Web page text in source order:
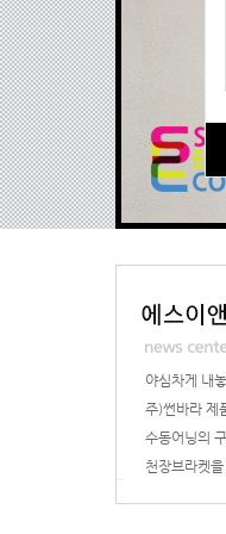
야심차게 내
주)썬바라 제
수동어닝의
천장브라켓